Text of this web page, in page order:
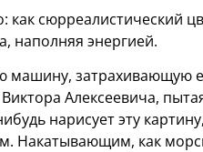
как сюрреалистический
наполняя энергией.
машину, затрахивающую
Алексеевича,
нарисует эту
Накатывающим, как